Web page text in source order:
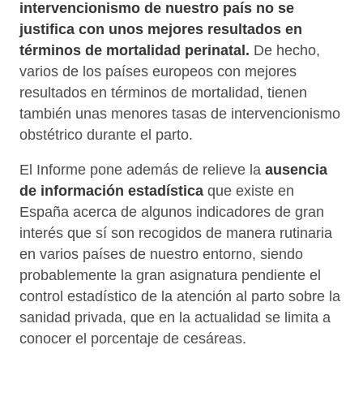
son recogidos de manera rutinaria en varios países
de nuestro entorno, siendo probablemente la gran
asignatura pendiente el control estadístico de la
atención al parto sobre la sanidad privada, que en la
actualidad se limita a conocer el porcentaje de
cesáreas.
Me parece escandaloso. Cómo
Claudia Loba (unverified)27 Mayo 2013
Me parece escandaloso. Cómo es posible que los hospitales
privados no tengan datos de nada? no hay nadie que les
haga una mínima supervisión de que trabajan de acuerdo
con las normativas?
Respuesta